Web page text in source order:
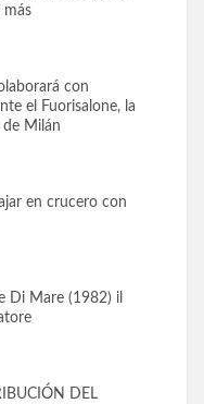
más
con
el Fuorisalone, la
de Milán
en crucero con
Di Mare (1982) il
DEL